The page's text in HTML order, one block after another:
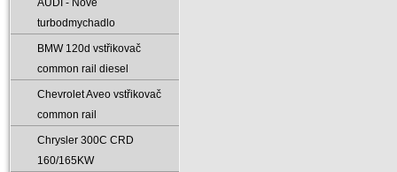
AUDI - Nové
turbodmychadlo
BMW 120d vstřikovač
common rail diesel
Chevrolet Aveo vstřikovač
common rail
Chrysler 300C CRD
160/165KW